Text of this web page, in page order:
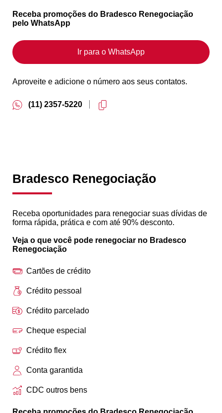
Receba promoções do Bradesco Renegociação
pelo WhatsApp
Ir para o WhatsApp
Aproveite e adicione o número aos seus contatos.
(11) 2357-5220
Bradesco Renegociação
Receba oportunidades para renegociar suas dívidas de
forma rápida, prática e com até 90% desconto.
Veja o que você pode renegociar no Bradesco
Renegociação
Cartões de crédito
Crédito pessoal
Crédito parcelado
Cheque especial
Crédito flex
Conta garantida
CDC outros bens